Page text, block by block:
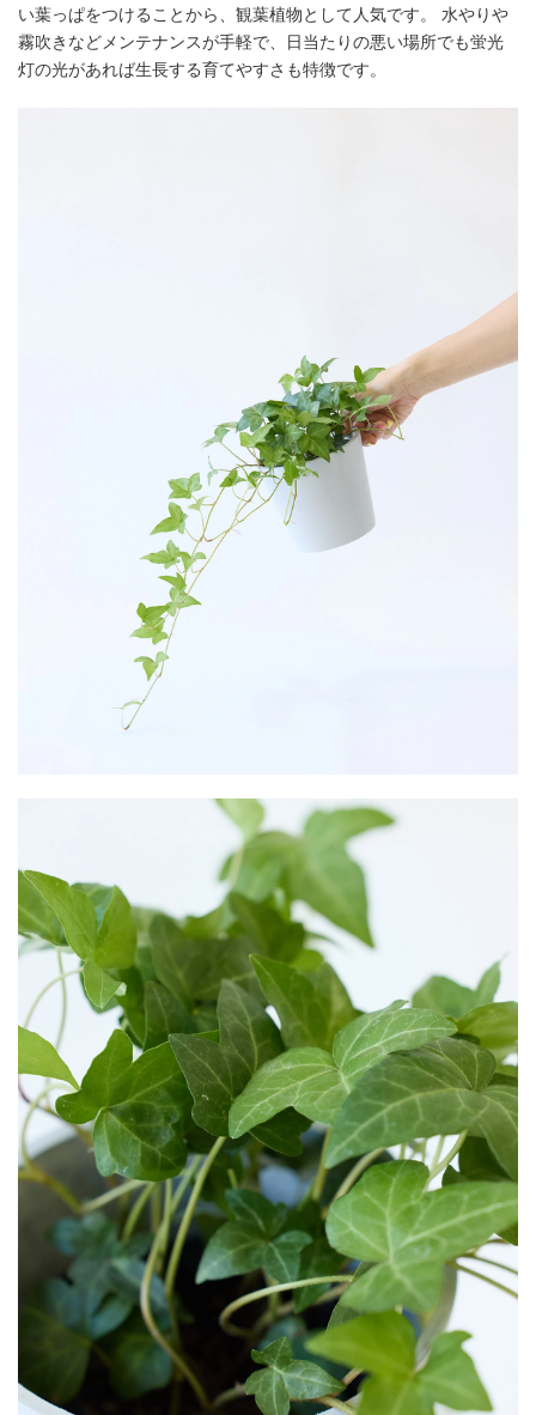
い葉っぱをつけることから、観葉植物として人気です。 水やりや
霧吹きなどメンテナンスが手軽で、日当たりの悪い場所でも蛍光
灯の光があれば生長する育てやすさも特徴です。